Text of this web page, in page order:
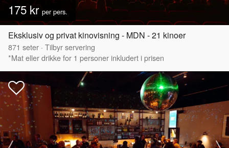
175 kr per pers.
Eksklusiv og privat kinovisning - MDN - 21 kinoer
871 seter · Tilbyr servering
*Mat eller drikke for 1 personer inkludert i prisen